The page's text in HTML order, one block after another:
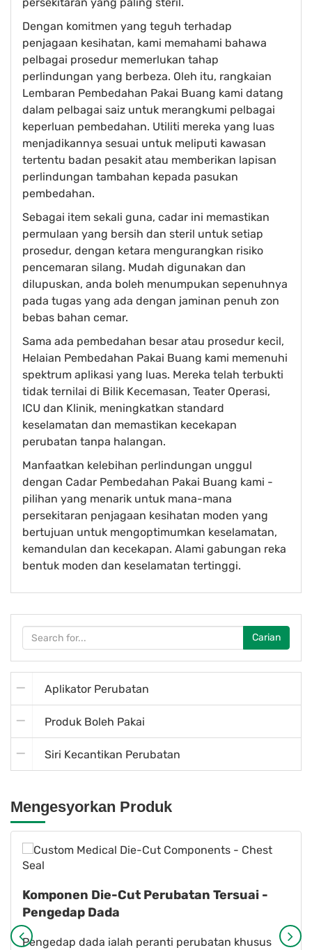
Dengan komitmen yang teguh terhadap
penjagaan kesihatan, kami memahami bahawa
pelbagai prosedur memerlukan tahap
perlindungan yang berbeza. Oleh itu, rangkaian
Lembaran Pembedahan Pakai Buang kami datang
dalam pelbagai saiz untuk merangkumi pelbagai
keperluan pembedahan. Utiliti mereka yang luas
menjadikannya sesuai untuk meliputi kawasan
tertentu badan pesakit atau memberikan lapisan
perlindungan tambahan kepada pasukan
pembedahan.
Sebagai item sekali guna, cadar ini memastikan
permulaan yang bersih dan steril untuk setiap
prosedur, dengan ketara mengurangkan risiko
pencemaran silang. Mudah digunakan dan
dilupuskan, anda boleh menumpukan sepenuhnya
pada tugas yang ada dengan jaminan penuh zon
bebas bahan cemar.
Sama ada pembedahan besar atau prosedur kecil,
Helaian Pembedahan Pakai Buang kami memenuhi
spektrum aplikasi yang luas. Mereka telah terbukti
tidak ternilai di Bilik Kecemasan, Teater Operasi,
ICU dan Klinik, meningkatkan standard
keselamatan dan memastikan kecekapan
perubatan tanpa halangan.
Manfaatkan kelebihan perlindungan unggul
dengan Cadar Pembedahan Pakai Buang kami -
pilihan yang menarik untuk mana-mana
persekitaran penjagaan kesihatan moden yang
bertujuan untuk mengoptimumkan keselamatan,
kemandulan dan kecekapan. Alami gabungan reka
bentuk moden dan keselamatan tertinggi.
Carian
Aplikator Perubatan
Produk Boleh Pakai
Siri Kecantikan Perubatan
Mengesyorkan Produk
Komponen Die-Cut Perubatan Tersuai -
Pengedap Dada
Pengedap dada ialah peranti perubatan khusus